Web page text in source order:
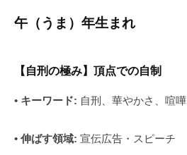
午（うま）年生まれ
【自刑の極み】頂点での自制
• キーワード: 自刑、華やかさ、喧嘩
• 伸ばす領域: 宣伝広告・スピーチ